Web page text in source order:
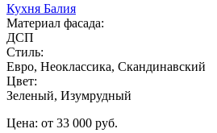
Кухня Балия
Материал фасада:
ДСП
Стиль:
Евро, Неоклассика, Скандинавский
Цвет:
Зеленый, Изумрудный
Цена: от 33 000 руб.